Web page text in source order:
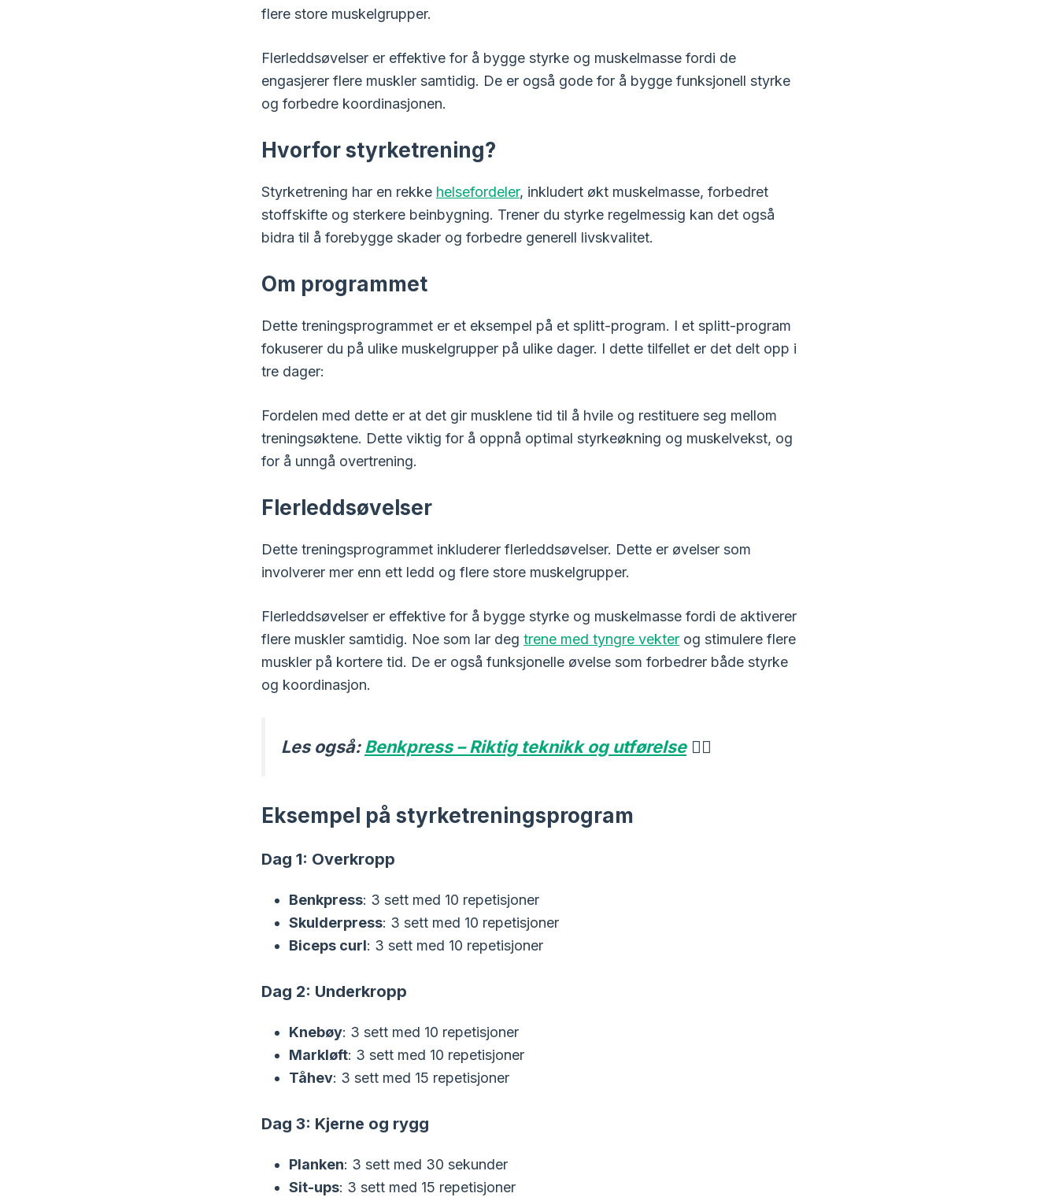
flere store muskelgrupper.
Flerleddsøvelser er effektive for å bygge styrke og muskelmasse fordi de
engasjerer flere muskler samtidig. De er også gode for å bygge funksjonell styrke
og forbedre koordinasjonen.
Hvorfor styrketrening?
Styrketrening har en rekke helsefordeler, inkludert økt muskelmasse, forbedret
stoffskifte og sterkere beinbygning. Trener du styrke regelmessig kan det også
bidra til å forebygge skader og forbedre generell livskvalitet.
Om programmet
Dette treningsprogrammet er et eksempel på et splitt-program. I et splitt-program
fokuserer du på ulike muskelgrupper på ulike dager. I dette tilfellet er det delt opp i
tre dager:
Fordelen med dette er at det gir musklene tid til å hvile og restituere seg mellom
treningsøktene. Dette viktig for å oppnå optimal styrkeøkning og muskelvekst, og
for å unngå overtrening.
Flerleddsøvelser
Dette treningsprogrammet inkluderer flerleddsøvelser. Dette er øvelser som
involverer mer enn ett ledd og flere store muskelgrupper.
Flerleddsøvelser er effektive for å bygge styrke og muskelmasse fordi de aktiverer
flere muskler samtidig. Noe som lar deg trene med tyngre vekter og stimulere flere
muskler på kortere tid. De er også funksjonelle øvelse som forbedrer både styrke
og koordinasjon.
Les også:Benkpress – Riktig teknikk og utførelse🏋️‍♀️
Eksempel på styrketreningsprogram
Dag 1: Overkropp
Benkpress: 3 sett med 10 repetisjoner
Skulderpress: 3 sett med 10 repetisjoner
Biceps curl: 3 sett med 10 repetisjoner
Dag 2: Underkropp
Knebøy: 3 sett med 10 repetisjoner
Markløft: 3 sett med 10 repetisjoner
Tåhev: 3 sett med 15 repetisjoner
Dag 3: Kjerne og rygg
Planken: 3 sett med 30 sekunder
Sit-ups: 3 sett med 15 repetisjoner